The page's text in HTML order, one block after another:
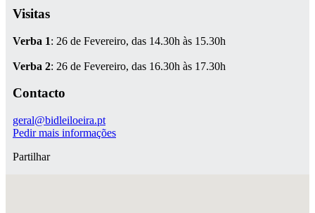
Visitas
Verba 1: 26 de Fevereiro, das 14.30h às 15.30h
Verba 2: 26 de Fevereiro, das 16.30h às 17.30h
Contacto
geral@bidleiloeira.pt
Pedir mais informações
Partilhar